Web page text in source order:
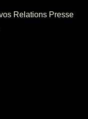
Relations Presse